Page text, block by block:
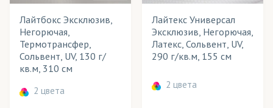
Лайтбокс Эксклюзив,
Негорючая,
Термотрансфер,
Сольвент, UV, 130 г/
кв.м, 310 см
2 цвета
Лайтекс Универсал
Эксклюзив, Негорючая,
Латекс, Сольвент, UV,
290 г/кв.м, 155 см
2 цвета